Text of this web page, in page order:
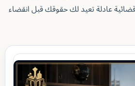
عادلة تعيد لك حقوقك قبل انقضاء